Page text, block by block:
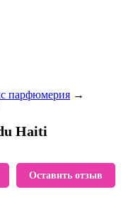
парфюмерия →
Haiti
Оставить отзыв